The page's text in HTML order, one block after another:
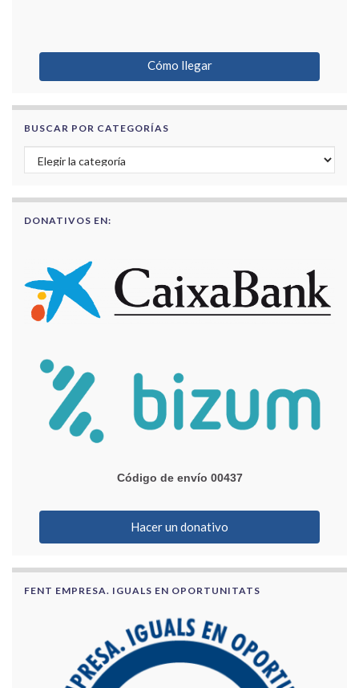
Cómo llegar
BUSCAR POR CATEGORÍAS
Buscar por categorías
DONATIVOS EN:
Código de envío 00437
Hacer un donativo
FENT EMPRESA. IGUALS EN OPORTUNITATS